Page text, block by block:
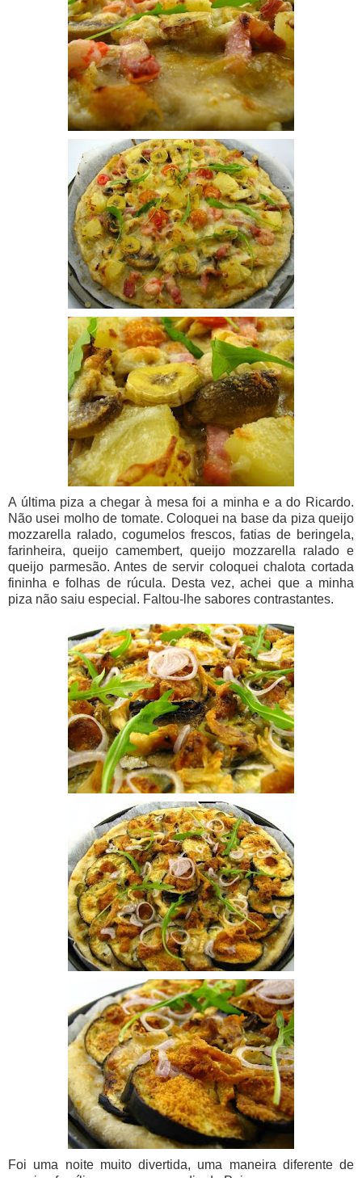
A última piza a chegar à mesa foi a minha e a do Ricardo.
Não usei molho de tomate. Coloquei na base da piza queijo
mozzarella ralado, cogumelos frescos, fatias de beringela,
farinheira, queijo camembert, queijo mozzarella ralado e
queijo parmesão. Antes de servir coloquei chalota cortada
fininha e folhas de rúcula. Desta vez, achei que a minha
piza não saiu especial. Faltou-lhe sabores contrastantes.
Foi uma noite muito divertida, uma maneira diferente de